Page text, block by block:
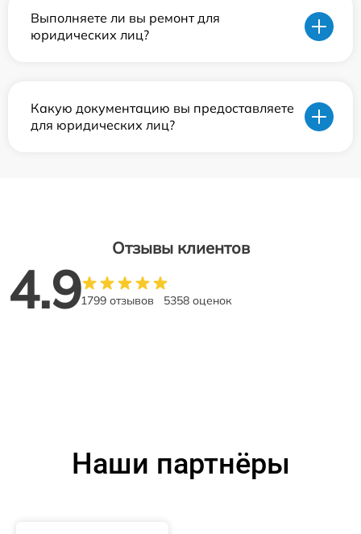
Выполняете ли вы ремонт для
юридических лиц?
Какую документацию вы предоставляете
для юридических лиц?
Отзывы клиентов
4.91799 отзывов 5358 оценок
Наши партнёры